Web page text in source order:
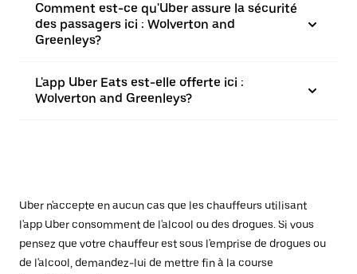
Comment est-ce qu'Uber assure la sécurité
des passagers ici : Wolverton and
Greenleys?
L'app Uber Eats est-elle offerte ici :
Wolverton and Greenleys?
Uber n'accepte en aucun cas que les chauffeurs utilisant
l'app Uber consomment de l'alcool ou des drogues. Si vous
pensez que votre chauffeur est sous l'emprise de drogues ou
de l'alcool, demandez-lui de mettre fin à la course